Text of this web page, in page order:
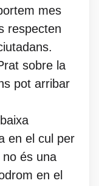
mes
respecten
sobre la
pot arribar
en el cul per
és una
en el